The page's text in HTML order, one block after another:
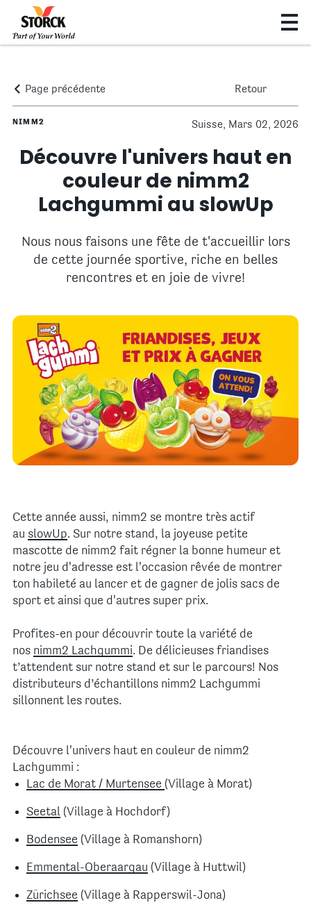
Page précédente Retour
NIMM2 Suisse, Mars 02, 2026
Découvre l'univers haut en
couleur de nimm2
Lachgummi au slowUp
Nous nous faisons une fête de t'accueillir lors
de cette journée sportive, riche en belles
rencontres et en joie de vivre!
Cette année aussi, nimm2 se montre très actif
au slowUp. Sur notre stand, la joyeuse petite
mascotte de nimm2 fait régner la bonne humeur et
notre jeu d'adresse est l'occasion rêvée de montrer
ton habileté au lancer et de gagner de jolis sacs de
sport et ainsi que d'autres super prix.
Profites-en pour découvrir toute la variété de
nos nimm2 Lachgummi. De délicieuses friandises
t’attendent sur notre stand et sur le parcours! Nos
distributeurs d’échantillons nimm2 Lachgummi
sillonnent les routes.
Découvre l'univers haut en couleur de nimm2
Lachgummi :
Lac de Morat / Murtensee (Village à Morat)
Seetal (Village à Hochdorf)
Bodensee (Village à Romanshorn)
Emmental-Oberaargau (Village à Huttwil)
Zürichsee (Village à Rapperswil-Jona)